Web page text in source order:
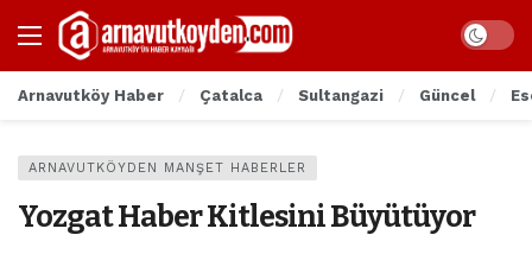
Arnavutköy Haber Çatalca Sultangazi Güncel
ARNAVUTKÖYDEN MANŞET HABERLER
Yozgat Haber Kitlesini Büyütüyor